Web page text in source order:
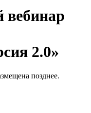
вебинар
2.0»
позднее.